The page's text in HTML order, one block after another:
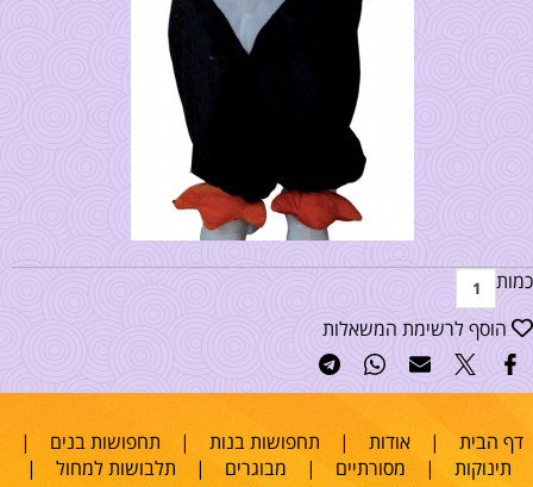
כמות
הוסף לרשימת המשאלות
דף הבית |אודות | תחפושות בנות | תחפושות בנים |
תינוקות | מסורתיים | מבוגרים | תלבושות למחול |